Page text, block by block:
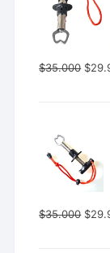
$35.000 $
$35.000 $